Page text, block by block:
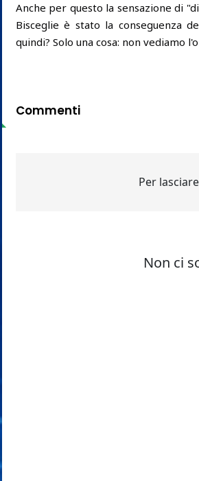
Anche per questo la sensazione di
Bisceglie è stato la conseguenza
quindi? Solo una cosa: non vediamo
Commenti